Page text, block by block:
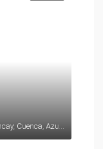
Don Bosco, Avenida Don Bosco, Yanuncay, Cuenca, Azuay, 000000, Ecuador